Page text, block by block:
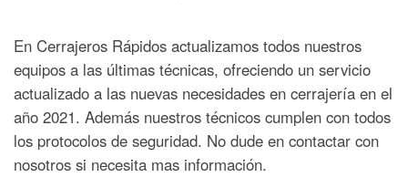
En Cerrajeros Rápidos actualizamos todos nuestros
equipos a las últimas técnicas, ofreciendo un servicio
actualizado a las nuevas necesidades en cerrajería en el
año 2021. Además nuestros técnicos cumplen con todos
los protocolos de seguridad. No dude en contactar con
nosotros si necesita mas información.